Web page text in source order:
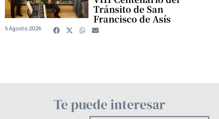
Tránsito de San
Francisco de Asís
5 Agosto 2026
Te puede interesar